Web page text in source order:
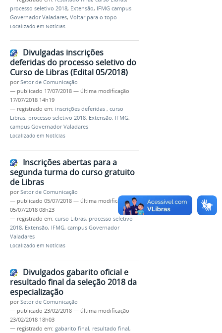
processo seletivo 2018, Extensão, IFMG campus
Governador Valadares, Voltar para o topo
Localizado em Notícias
Divulgadas inscrições
deferidas do processo seletivo do
Curso de Libras (Edital 05/2018)
porSetor de Comunicação
— publicado 17/07/2018 — última modificação
17/07/2018 14h19
— registrado em: inscrições deferidas , curso
Libras, processo seletivo 2018, Extensão, IFMG,
campus Governador Valadares
Localizado em Notícias
Inscrições abertas para a
segunda turma do curso gratuito
de Libras
porSetor de Comunicação
— publicado 05/07/2018 — última modificação
05/07/2018 08h23
— registrado em: curso Libras, processo seletivo
2018, Extensão, IFMG, campus Governador
Valadares
Localizado em Notícias
Divulgados gabarito oficial e
resultado final da seleção 2018 da
especialização
porSetor de Comunicação
— publicado 23/02/2018 — última modificação
23/02/2018 18h03
— registrado em: gabarito final, resultado final,